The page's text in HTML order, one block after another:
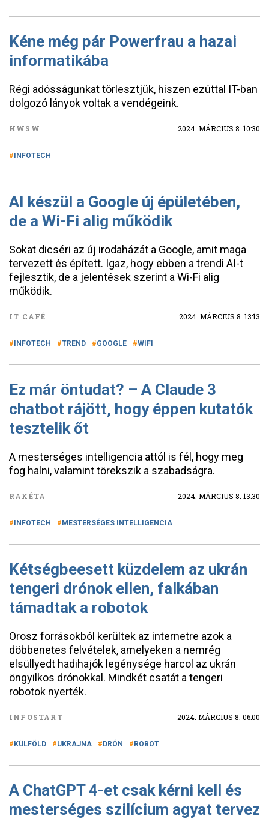
Kéne még pár Powerfrau a hazai
informatikába
Régi adósságunkat törlesztjük, hiszen ezúttal IT-ban
dolgozó lányok voltak a vendégeink.
HWSW 2024. MÁRCIUS 8. 10:30
INFOTECH
AI készül a Google új épületében,
de a Wi-Fi alig működik
Sokat dicséri az új irodaházát a Google, amit maga
tervezett és épített. Igaz, hogy ebben a trendi AI-t
fejlesztik, de a jelentések szerint a Wi-Fi alig
működik.
IT CAFÉ 2024. MÁRCIUS 8. 13:13
INFOTECH TREND GOOGLE WIFI
Ez már öntudat? – A Claude 3
chatbot rájött, hogy éppen kutatók
tesztelik őt
A mesterséges intelligencia attól is fél, hogy meg
fog halni, valamint törekszik a szabadságra.
RAKÉTA 2024. MÁRCIUS 8. 13:30
INFOTECH MESTERSÉGES INTELLIGENCIA
Kétségbeesett küzdelem az ukrán
tengeri drónok ellen, falkában
támadtak a robotok
Orosz forrásokból kerültek az internetre azok a
döbbenetes felvételek, amelyeken a nemrég
elsüllyedt hadihajók legénysége harcol az ukrán
öngyilkos drónokkal. Mindkét csatát a tengeri
robotok nyerték.
INFOSTART 2024. MÁRCIUS 8. 06:00
KÜLFÖLD UKRAJNA DRÓN ROBOT
A ChatGPT 4-et csak kérni kell és
mesterséges szilícium agyat tervez